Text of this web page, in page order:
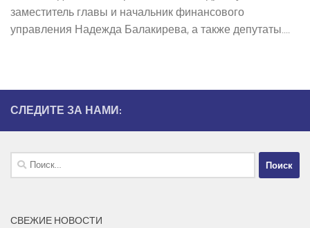
заместитель главы и начальник финансового
управления Надежда Балакирева, а также депутаты....
СЛЕДИТЕ ЗА НАМИ:
Найти:
СВЕЖИЕ НОВОСТИ